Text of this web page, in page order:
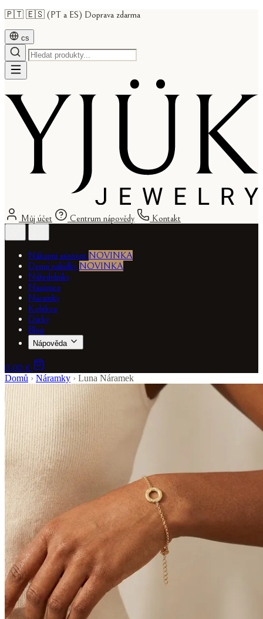
🇵🇹 🇪🇸 (PT a ES) Doprava zdarma
cs
Můj účet Centrum nápovědy Kontakt
Nákupní asistent NOVINKA
Denní nabídky NOVINKA
Náhrdelníky
Náušnice
Náramky
Kolekce
Dárky
Blog
Nápověda
0,00 €
Domů › Náramky › Luna Náramek